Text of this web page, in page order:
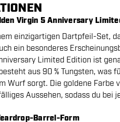
Virgin 5 Anniversary
einzigartigen Dartpfeil-Set,
ein besonderes
Limited Edition ist
aus 90 % Tungsten, was
Wurf sorgt. Die goldene Farbe
Aussehen, sodass du bei
Barrel-Form